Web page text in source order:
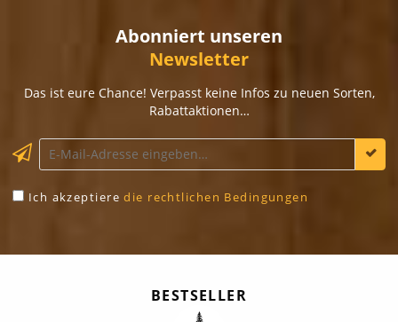
Abonniert unseren
Newsletter
Das ist eure Chance! Verpasst keine Infos zu neuen Sorten,
Rabattaktionen…
Ich akzeptieredie rechtlichen Bedingungen
BESTSELLER